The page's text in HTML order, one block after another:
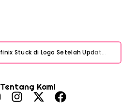
HP Infinix Stuck di Logo Setelah Update XOS? Jangan Panik, Cek Ini Sebelum Reset Data!
Tentang Kami